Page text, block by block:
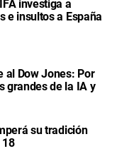
investiga a
e insultos a España
al Dow Jones: Por
grandes de la IA y
su tradición
18